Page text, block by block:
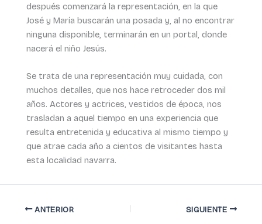
después comenzará la representación, en la que
José y María buscarán una posada y, al no encontrar
ninguna disponible, terminarán en un portal, donde
nacerá el niño Jesús.
Se trata de una representación muy cuidada, con
muchos detalles, que nos hace retroceder dos mil
años. Actores y actrices, vestidos de época, nos
trasladan a aquel tiempo en una experiencia que
resulta entretenida y educativa al mismo tiempo y
que atrae cada año a cientos de visitantes hasta
esta localidad navarra.
ANTERIOR SIGUIENTE